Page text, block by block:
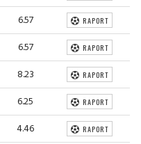
6.57 RAPORT
6.57 RAPORT
8.23 RAPORT
6.25 RAPORT
4.46 RAPORT